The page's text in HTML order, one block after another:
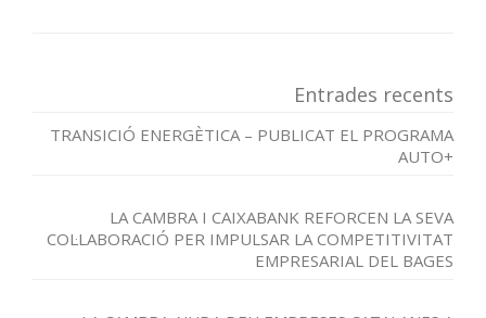
Entrades recents
TRANSICIÓ ENERGÈTICA – PUBLICAT EL PROGRAMA
AUTO+
LA CAMBRA I CAIXABANK REFORCEN LA SEVA
COL·LABORACIÓ PER IMPULSAR LA COMPETITIVITAT
EMPRESARIAL DEL BAGES